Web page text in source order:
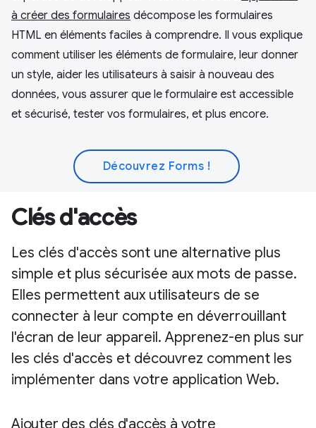
à créer des formulaires décompose les formulaires
HTML en éléments faciles à comprendre. Il vous explique
comment utiliser les éléments de formulaire, leur donner
un style, aider les utilisateurs à saisir à nouveau des
données, vous assurer que le formulaire est accessible
et sécurisé, tester vos formulaires, et plus encore.
Découvrez Forms !
Clés d'accès
Les clés d'accès sont une alternative plus
simple et plus sécurisée aux mots de passe.
Elles permettent aux utilisateurs de se
connecter à leur compte en déverrouillant
l'écran de leur appareil. Apprenez-en plus sur
les clés d'accès et découvrez comment les
implémenter dans votre application Web.
Ajouter des clés d'accès à votre